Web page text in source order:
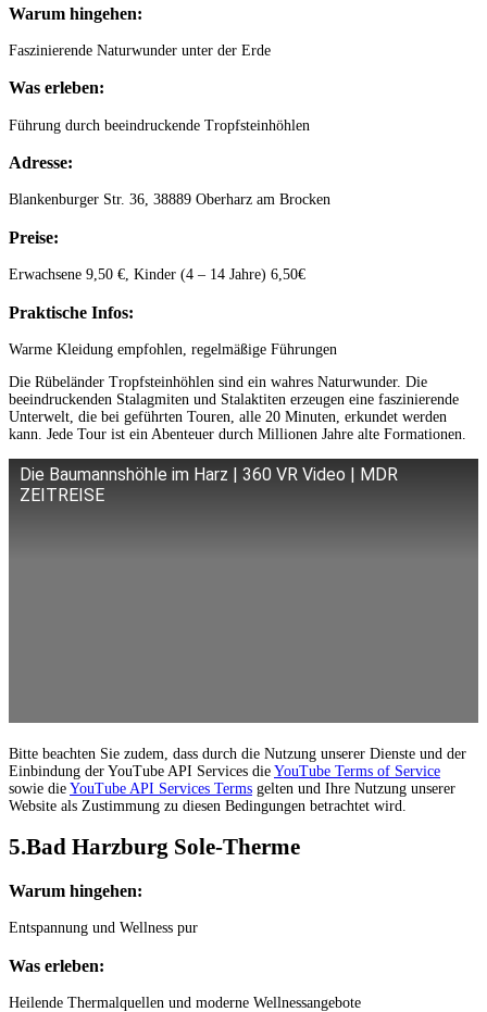
Warum hingehen:
Faszinierende Naturwunder unter der Erde
Was erleben:
Führung durch beeindruckende Tropfsteinhöhlen
Adresse:
Blankenburger Str. 36, 38889 Oberharz am Brocken
Preise:
Erwachsene 9,50 €, Kinder (4 – 14 Jahre) 6,50€
Praktische Infos:
Warme Kleidung empfohlen, regelmäßige Führungen
Die Rübeländer Tropfsteinhöhlen sind ein wahres Naturwunder. Die
beeindruckenden Stalagmiten und Stalaktiten erzeugen eine faszinierende
Unterwelt, die bei geführten Touren, alle 20 Minuten, erkundet werden
kann. Jede Tour ist ein Abenteuer durch Millionen Jahre alte Formationen.
Die Baumannshöhle im Harz | 360 VR Video | MDR
ZEITREISE
Bitte beachten Sie zudem, dass durch die Nutzung unserer Dienste und der
Einbindung der YouTube API Services die YouTube Terms of Service
sowie die YouTube API Services Terms gelten und Ihre Nutzung unserer
Website als Zustimmung zu diesen Bedingungen betrachtet wird.
5.Bad Harzburg Sole-Therme
Warum hingehen:
Entspannung und Wellness pur
Was erleben:
Heilende Thermalquellen und moderne Wellnessangebote